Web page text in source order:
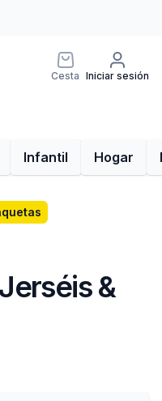
Cesta Iniciar sesión
Infantil Hogar
&